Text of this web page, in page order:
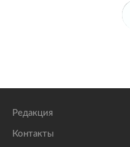
Редакция
Контакты